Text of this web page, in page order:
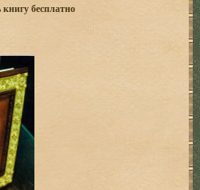
книгу бесплатно